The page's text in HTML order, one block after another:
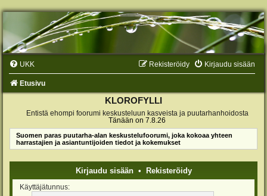
UKK Kirjaudu sisään
Rekisteröidy
Etusivu
KLOROFYLLI
Entistä ehompi foorumi keskusteluun kasveista ja puutarhanhoidosta
Tänään on 7.8.26
Suomen paras puutarha-alan keskustelufoorumi, joka kokoaa yhteen
harrastajien ja asiantuntijoiden tiedot ja kokemukset
Kirjaudu sisään• Rekisteröidy
Käyttäjätunnus: